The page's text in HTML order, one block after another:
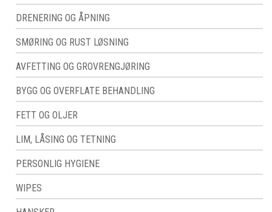
DRENERING OG ÅPNING
SMØRING OG RUST LØSNING
AVFETTING OG GROVRENGJØRING
BYGG OG OVERFLATE BEHANDLING
FETT OG OLJER
LIM, LÅSING OG TETNING
PERSONLIG HYGIENE
WIPES